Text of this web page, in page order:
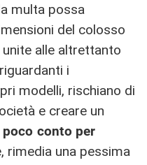
multa possa
del colosso
alle altrettanto
i
modelli, rischiano di
e creare un
poco conto per
rimedia una pessima